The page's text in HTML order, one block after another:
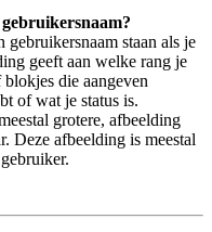
staan als je
geeft aan welke rang je
die aangeven
of wat je status is.
grotere, afbeelding
Deze afbeelding is meestal